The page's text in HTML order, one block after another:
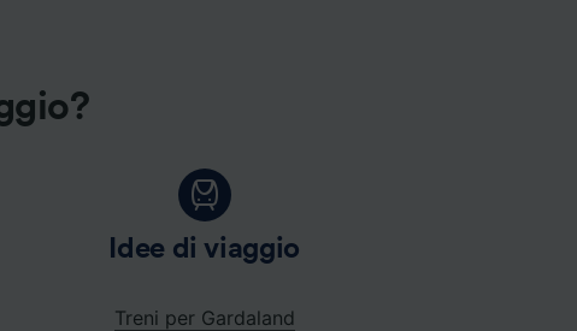
Idee di viaggio
Treni per Gardaland